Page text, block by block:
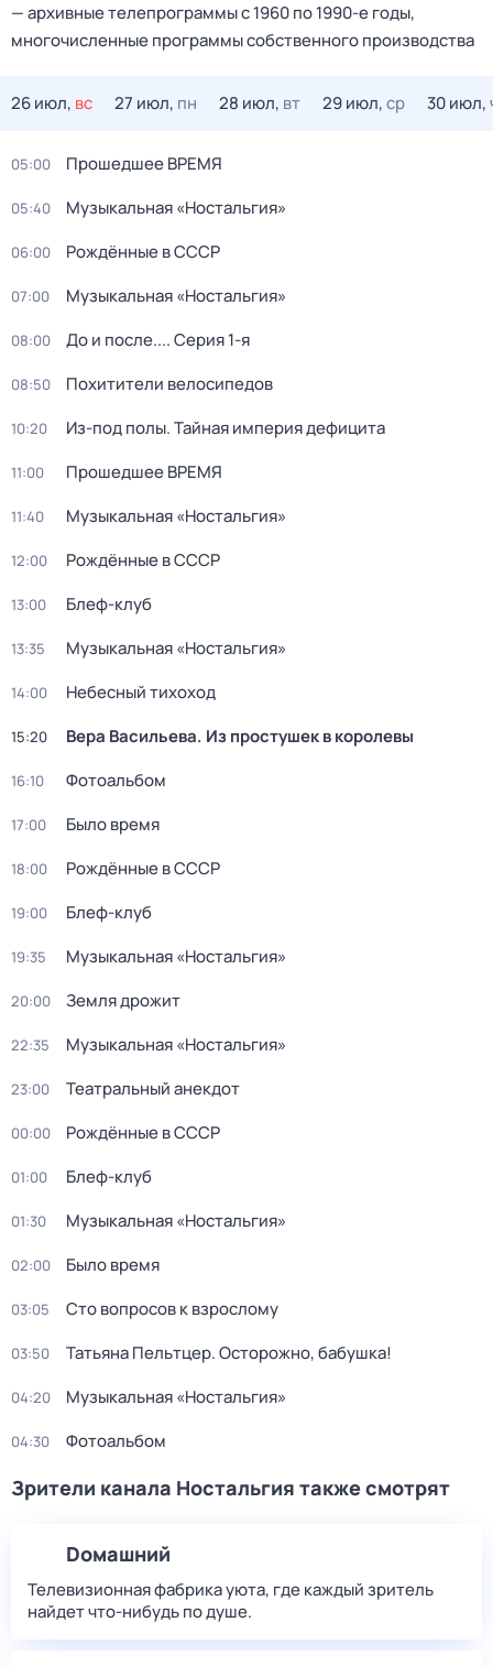
— архивные телепрограммы с 1960 по 1990-е годы,
многочисленные программы собственного производства
26 июл, вс 27 июл, пн 28 июл, вт 29 июл,ср 30 июл,
05:00 Прошедшее ВРЕМЯ
05:40 Музыкальная «Ностальгия»
06:00 Рождённые в СССР
07:00 Музыкальная «Ностальгия»
08:00 До и после.... Серия 1-я
08:50 Похитители велосипедов
10:20 Из-под полы. Тайная империя дефицита
11:00 Прошедшее ВРЕМЯ
11:40 Музыкальная «Ностальгия»
12:00 Рождённые в СССР
13:00 Блеф-клуб
13:35 Музыкальная «Ностальгия»
14:00 Небесный тихоход
15:20 Вера Васильева. Из простушек в королевы
16:10 Фотоальбом
17:00 Было время
18:00 Рождённые в СССР
19:00 Блеф-клуб
19:35 Музыкальная «Ностальгия»
20:00 Земля дрожит
22:35 Музыкальная «Ностальгия»
23:00 Театральный анекдот
00:00 Рождённые в СССР
01:00 Блеф-клуб
01:30 Музыкальная «Ностальгия»
02:00 Было время
03:05 Сто вопросов к взрослому
03:50 Татьяна Пельтцер. Осторожно, бабушка!
04:20 Музыкальная «Ностальгия»
04:30 Фотоальбом
Зрители канала Ностальгия также смотрят
Dомашний
Телевизионная фабрика уюта, где каждый зритель
найдет что‑нибудь по душе.